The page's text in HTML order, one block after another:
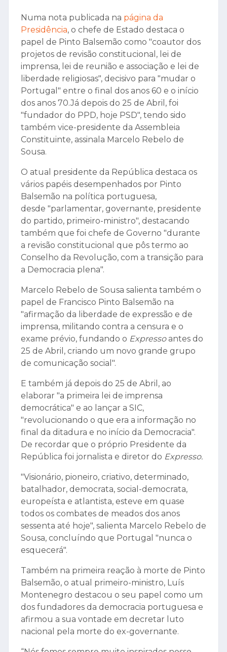
Numa nota publicada na página da
Presidência, o chefe de Estado destaca o
papel de Pinto Balsemão como "coautor dos
projetos de revisão constitucional, lei de
imprensa, lei de reunião e associação e lei de
liberdade religiosas", decisivo para "mudar o
Portugal" entre o final dos anos 60 e o início
dos anos 70.Já depois do 25 de Abril, foi
"fundador do PPD, hoje PSD", tendo sido
também vice-presidente da Assembleia
Constituinte, assinala Marcelo Rebelo de
Sousa.
O atual presidente da República destaca os
vários papéis desempenhados por Pinto
Balsemão na política portuguesa,
desde "parlamentar, governante, presidente
do partido, primeiro-ministro", destacando
também que foi chefe de Governo "durante
a revisão constitucional que pôs termo ao
Conselho da Revolução, com a transição para
a Democracia plena".
Marcelo Rebelo de Sousa salienta também o
papel de Francisco Pinto Balsemão na
"afirmação da liberdade de expressão e de
imprensa, militando contra a censura e o
exame prévio, fundando o Expressoantes do
25 de Abril, criando um novo grande grupo
de comunicação social".
E também já depois do 25 de Abril, ao
elaborar "a primeira lei de imprensa
democrática" e ao lançar a SIC,
"revolucionando o que era a informação no
final da ditadura e no início da Democracia".
De recordar que o próprio Presidente da
República foi jornalista e diretor do Expresso.
"Visionário, pioneiro, criativo, determinado,
batalhador, democrata, social-democrata,
europeísta e atlantista, esteve em quase
todos os combates de meados dos anos
sessenta até hoje", salienta Marcelo Rebelo de
Sousa, concluíndo que Portugal "nunca o
esquecerá".
Também na primeira reação à morte de Pinto
Balsemão, o atual primeiro-ministro, Luís
Montenegro destacou o seu papel como um
dos fundadores da democracia portuguesa e
afirmou a sua vontade em decretar luto
nacional pela morte do ex-governante.